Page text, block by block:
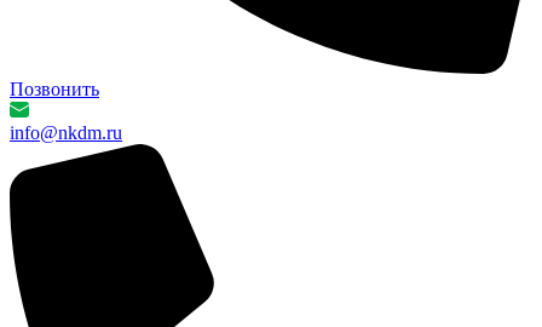
Позвонить
info@nkdm.ru